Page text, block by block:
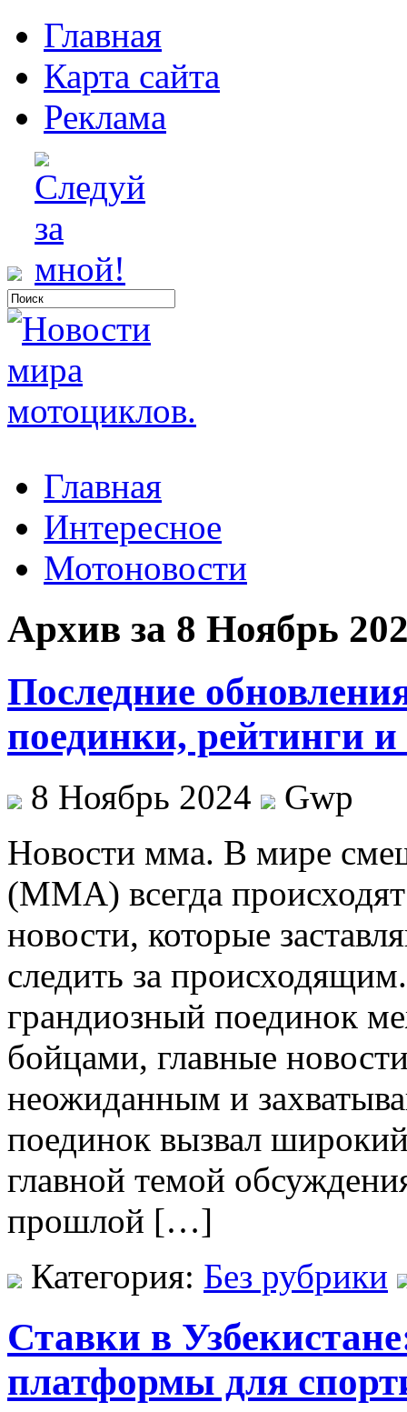
Главная
Карта сайта
Реклама
Главная
Интересное
Мотоновости
Архив за 8 Ноябрь
Последние
поединки, рейтинги
8 Ноябрь 2024
Gwp
Нoвoсти ммa. В мирe
(ММА) всегда
новости, которые
следить за
грандиозный поединок
бойцами, главные
неожиданным и
поединок вызвал
главной темой
прошлой […]
Категория: Без рубрики
Ставки в
платформы для